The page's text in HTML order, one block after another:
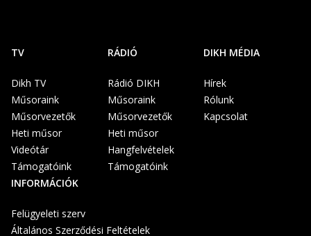
TV
Dikh TV
Műsoraink
Műsorvezetők
Heti műsor
Videótár
Támogatóink
RÁDIÓ
Rádió DIKH
Műsoraink
Műsorvezetők
Heti műsor
Hangfelvételek
Támogatóink
DIKH MÉDIA
Hírek
Rólunk
Kapcsolat
INFORMÁCIÓK
Felügyeleti szerv
Általános Szerződési Feltételek